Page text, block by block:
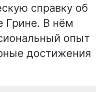
справку об
Грине. В нём
опыт
достижения